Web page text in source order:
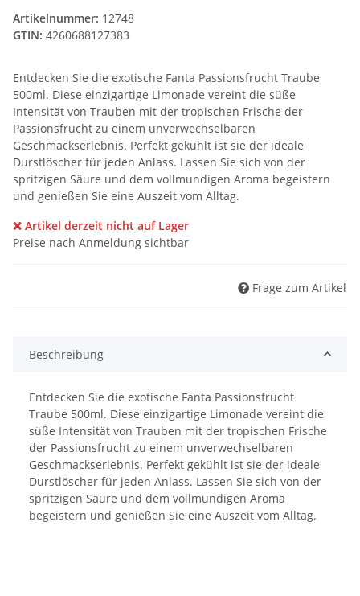
Artikelnummer: 12748
GTIN: 4260688127383
Entdecken Sie die exotische Fanta Passionsfrucht Traube
500ml. Diese einzigartige Limonade vereint die süße
Intensität von Trauben mit der tropischen Frische der
Passionsfrucht zu einem unverwechselbaren
Geschmackserlebnis. Perfekt gekühlt ist sie der ideale
Durstlöscher für jeden Anlass. Lassen Sie sich von der
spritzigen Säure und dem vollmundigen Aroma begeistern
und genießen Sie eine Auszeit vom Alltag.
❌ Artikel derzeit nicht auf Lager
Preise nach Anmeldung sichtbar
Frage zum Artikel
Beschreibung
Entdecken Sie die exotische Fanta Passionsfrucht
Traube 500ml. Diese einzigartige Limonade vereint die
süße Intensität von Trauben mit der tropischen Frische
der Passionsfrucht zu einem unverwechselbaren
Geschmackserlebnis. Perfekt gekühlt ist sie der ideale
Durstlöscher für jeden Anlass. Lassen Sie sich von der
spritzigen Säure und dem vollmundigen Aroma
begeistern und genießen Sie eine Auszeit vom Alltag.